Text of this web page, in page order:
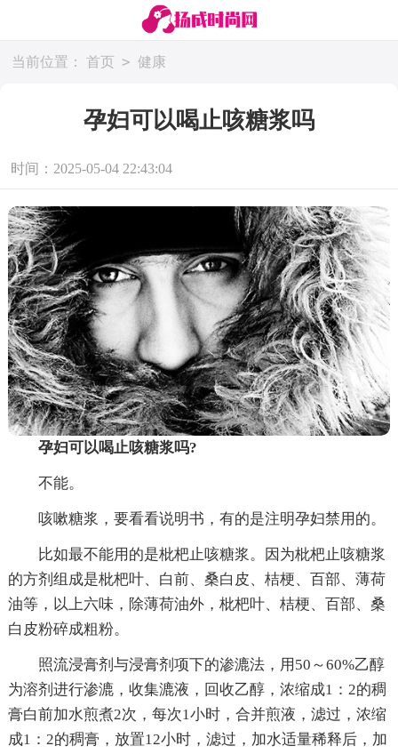
当前位置： 首页 > 健康
孕妇可以喝止咳糖浆吗
时间：2025-05-04 22:43:04
孕妇可以喝止咳糖浆吗?
不能。
咳嗽糖浆，要看看说明书，有的是注明孕妇禁用的。
比如最不能用的是枇杷止咳糖浆。因为枇杷止咳糖浆
的方剂组成是枇杷叶、白前、桑白皮、桔梗、百部、薄荷
油等，以上六味，除薄荷油外，枇杷叶、桔梗、百部、桑
白皮粉碎成粗粉。
照流浸膏剂与浸膏剂项下的渗漉法，用50～60%乙醇
为溶剂进行渗漉，收集漉液，回收乙醇，浓缩成1：2的稠
膏白前加水煎煮2次，每次1小时，合并煎液，滤过，浓缩
成1：2的稠膏，放置12小时，滤过，加水适量稀释后，加